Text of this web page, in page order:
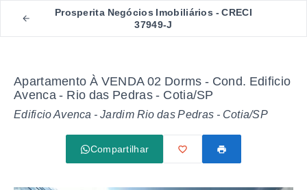
Prosperita Negócios Imobiliários - CRECI
37949-J
Apartamento À VENDA 02 Dorms - Cond. Edificio
Avenca - Rio das Pedras - Cotia/SP
Edificio Avenca -Jardim Rio das Pedras - Cotia/SP
Compartilhar